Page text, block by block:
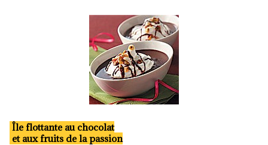
Île flottante au chocolat
et aux fruits de la passion